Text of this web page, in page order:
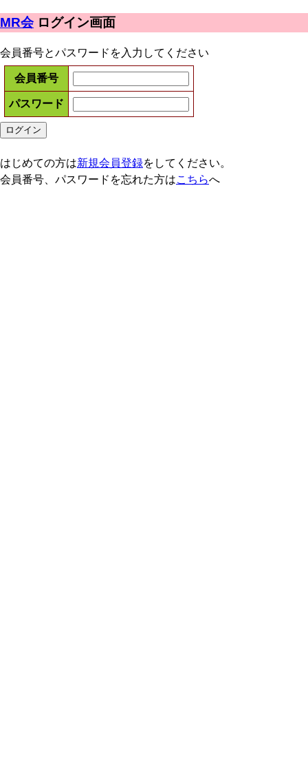
MR会ログイン画面
会員番号とパスワードを入力してください
会員番号
パスワード
はじめての方は新規会員登録をしてください。
会員番号、パスワードを忘れた方はこちらへ